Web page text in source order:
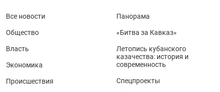
Все новости
Общество
Власть
Экономика
Происшествия
Панорама
«Битва за Кавказ»
Летопись кубанского
казачества: история и
современность
Спецпроекты